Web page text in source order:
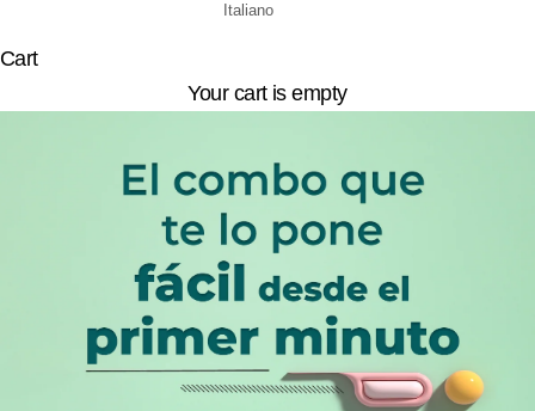
Italiano
Cart
Your cart is empty